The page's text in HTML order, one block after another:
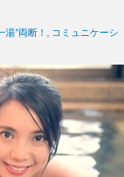
”両断！
コミュニケーシ